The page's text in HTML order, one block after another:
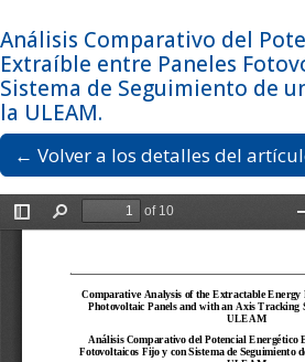
Análisis Comparativo del
Extraíble entre Paneles
Sistema de Seguimiento de
la ULEAM.
← Volver a los detalles del